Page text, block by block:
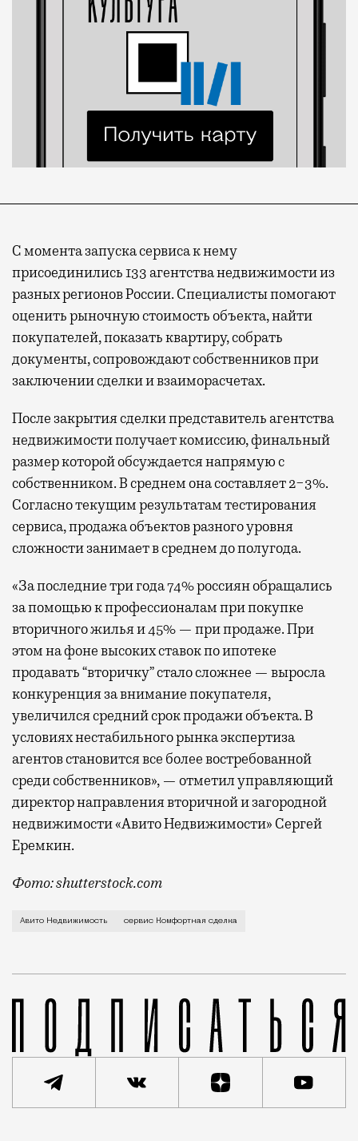
С момента запуска сервиса к нему
присоединились 133 агентства недвижимости из
разных регионов России. Специалисты помогают
оценить рыночную стоимость объекта, найти
покупателей, показать квартиру, собрать
документы, сопровождают собственников при
заключении сделки и взаиморасчетах.
После закрытия сделки представитель агентства
недвижимости получает комиссию, финальный
размер которой обсуждается напрямую с
собственником. В среднем она составляет 2−3%.
Согласно текущим результатам тестирования
сервиса, продажа объектов разного уровня
сложности занимает в среднем до полугода.
«За последние три года 74% россиян обращались
за помощью к профессионалам при покупке
вторичного жилья и 45% — при продаже. При
этом на фоне высоких ставок по ипотеке
продавать “вторичку” стало сложнее — выросла
конкуренция за внимание покупателя,
увеличился средний срок продажи объекта. В
условиях нестабильного рынка экспертиза
агентов становится все более востребованной
среди собственников», — отметил управляющий
директор направления вторичной и загородной
недвижимости «Авито Недвижимости» Сергей
Еремкин.
Фото: shutterstock.com
В конце 2023 года «Авито Недвижимость» в
Авито Недвижимость сервис Комфортная сделка